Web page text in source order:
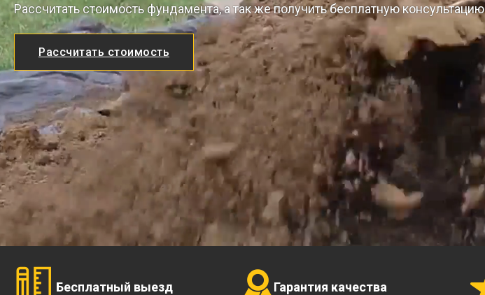
Рассчитать стоимость фундамента, а так же получить бесплатную консультацию
Рассчитать стоимость
Бесплатный выезд Гарантия качества